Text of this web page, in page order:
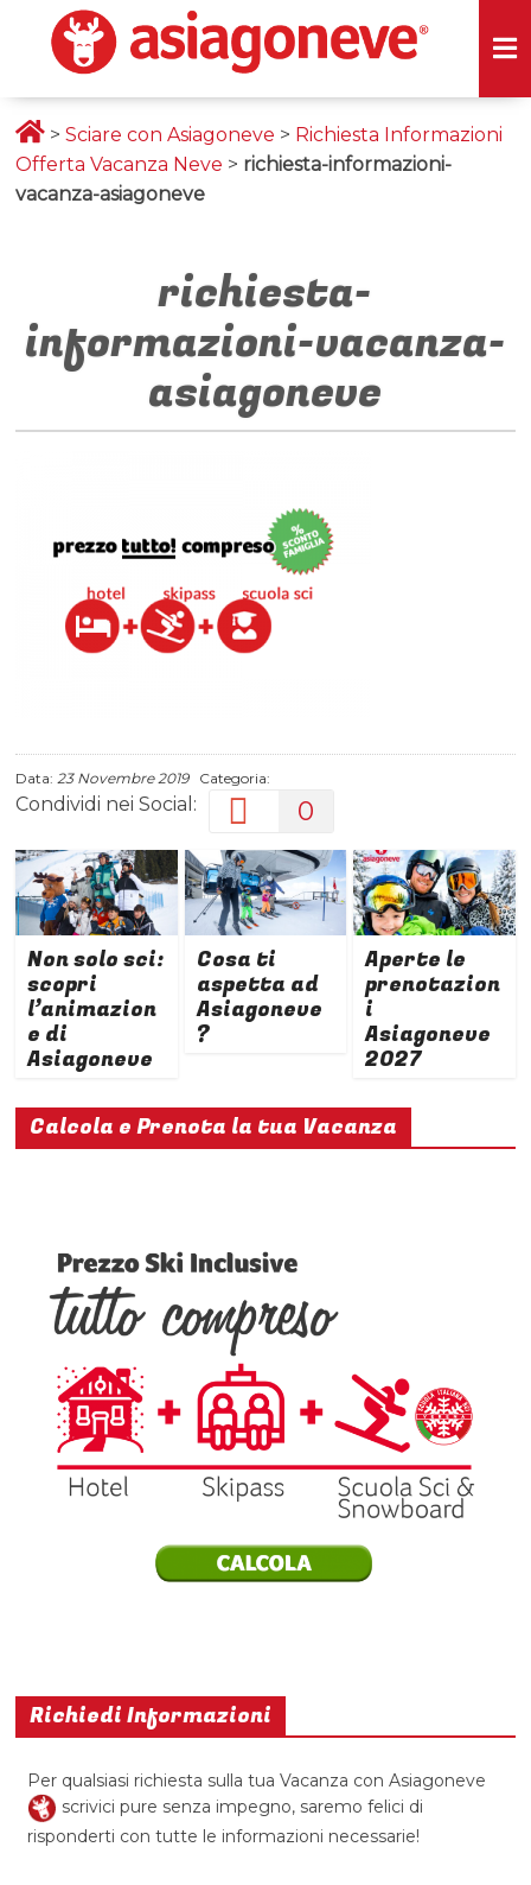
>Sciare con Asiagoneve > Richiesta Informazioni
Offerta Vacanza Neve > richiesta-informazioni-
vacanza-asiagoneve
richiesta-
informazioni-vacanza-
asiagoneve
Data:23 Novembre 2019Categoria:
Condividi nei Social: 0
Non solo sci:
scopri
l’animazion
e di
Asiagoneve
Cosa ti
aspetta ad
Asiagoneve
?
Aperte le
prenotazion
i
Asiagoneve
2027
Calcola e Prenota la tua Vacanza
Richiedi Informazioni
Per qualsiasi richiesta sulla tua Vacanza con Asiagoneve
scrivici pure senza impegno, saremo felici di
risponderti con tutte le informazioni necessarie!